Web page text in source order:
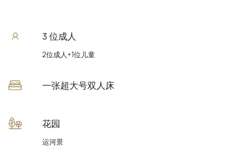
3 位成人
2位成人+1位儿童
一张超大号双人床
花园
运河景